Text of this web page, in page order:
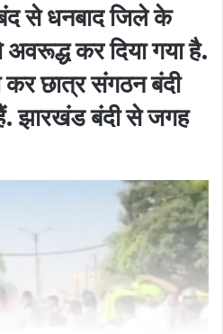
से धनबाद जिले के
कर दिया गया है.
छात्र संगठन बंदी
झारखंड बंदी से जगह